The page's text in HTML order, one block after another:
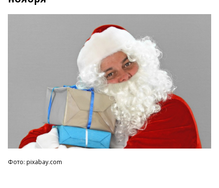
Фото: pixabay.com